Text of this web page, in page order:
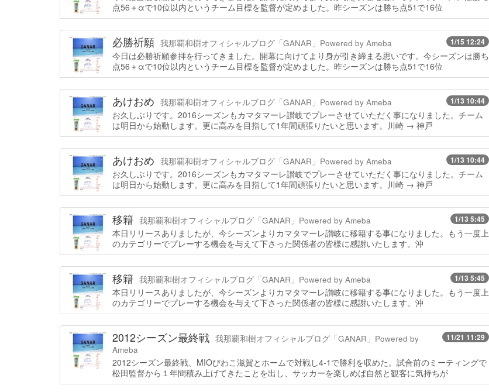
点56＋αで10位以内というチーム目標を監督が定めました。昨シーズンは勝ち点51で16位
1/15 12:24
必勝祈願 我那覇和樹オフィシャルブログ「GANAR」Powered by Ameba
今日は必勝祈願参拝を行ってきました。開幕に向けてより身が引き締まる思いです。今シーズンは勝ち
点56＋αで10位以内というチーム目標を監督が定めました。昨シーズンは勝ち点51で16位
1/13 10:44
あけおめ 我那覇和樹オフィシャルブログ「GANAR」Powered by Ameba
お久しぶりです。2016シーズンもカマタマーレ讃岐でプレーさせていただく事になりました。チーム
は明日から始動します。更に高みを目指して1年間頑張りたいと思います。川崎 → 神戸
1/13 10:44
あけおめ 我那覇和樹オフィシャルブログ「GANAR」Powered by Ameba
お久しぶりです。2016シーズンもカマタマーレ讃岐でプレーさせていただく事になりました。チーム
は明日から始動します。更に高みを目指して1年間頑張りたいと思います。川崎 → 神戸
1/13 5:45
移籍 我那覇和樹オフィシャルブログ「GANAR」Powered by Ameba
本日リリースありましたが、今シーズンよりカマタマーレ讃岐に移籍する事になりました。もう一度上
のカテゴリーでプレーする機会を与えて下さった関係者の皆様に感謝いたします。沖
1/13 5:45
移籍 我那覇和樹オフィシャルブログ「GANAR」Powered by Ameba
本日リリースありましたが、今シーズンよりカマタマーレ讃岐に移籍する事になりました。もう一度上
のカテゴリーでプレーする機会を与えて下さった関係者の皆様に感謝いたします。沖
11/21 11:29
2012シーズン最終戦 我那覇和樹オフィシャルブログ「GANAR」Powered by
Ameba
2012シーズン最終戦、MIOびわこ滋賀とホームで対戦し4-1で勝利を収めた。試合前のミーティングで
松田監督から１年間積み上げてきたことを出し、サッカーを楽しめば自然と観客に気持ちが